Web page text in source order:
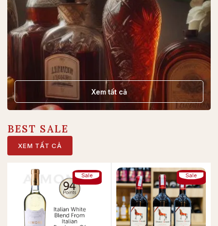
Xem tất cả
BEST SALE
XEM TẤT CẢ
Sale Sale